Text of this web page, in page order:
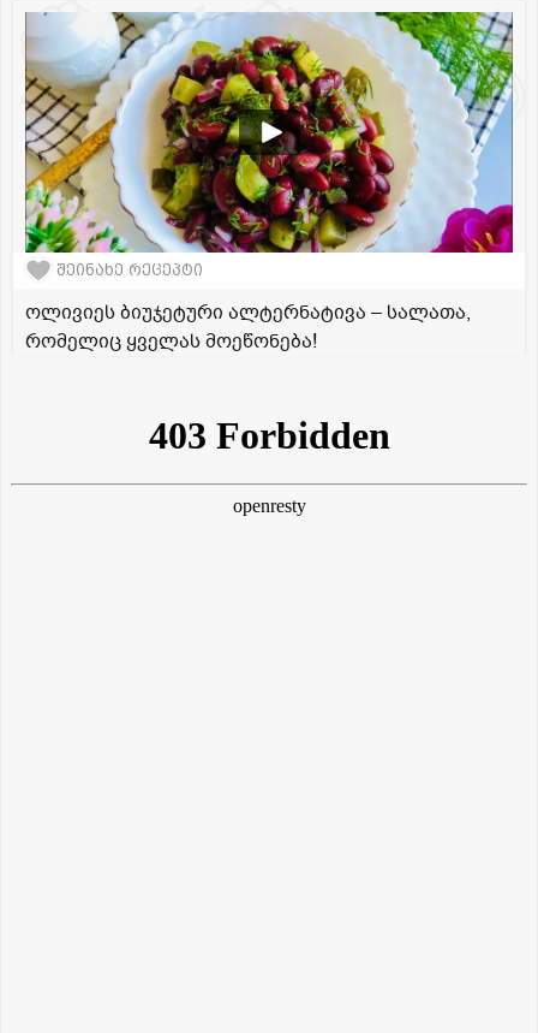
შეინახე რეცეპტი
ოლივიეს ბიუჯეტური ალტერნატივა – სალათა,
რომელიც ყველას მოეწონება!